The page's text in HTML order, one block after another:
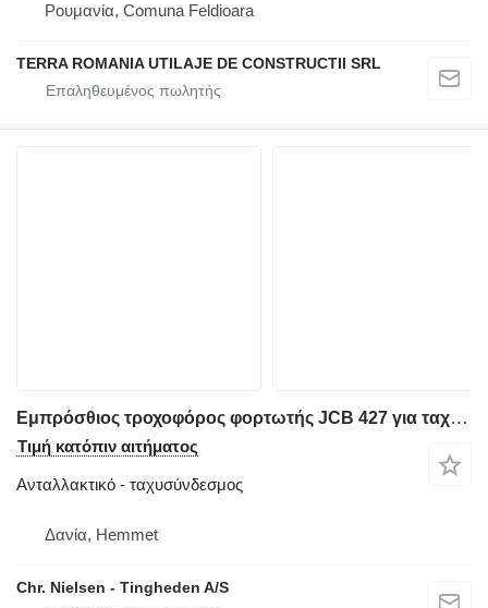
Ρουμανία, Comuna Feldioara
TERRA ROMANIA UTILAJE DE CONSTRUCTII SRL
Εμπρόσθιος τροχοφόρος φορτωτής JCB 427 για ταχυσύνδεσμος
Τιμή κατόπιν αιτήματος
Ανταλλακτικό - ταχυσύνδεσμος
Δανία, Hemmet
Chr. Nielsen - Tingheden A/S